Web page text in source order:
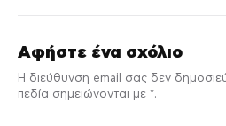
Αφήστε ένα σχόλιο
Η διεύθυνση email σας δεν
πεδία σημειώνονται με *.